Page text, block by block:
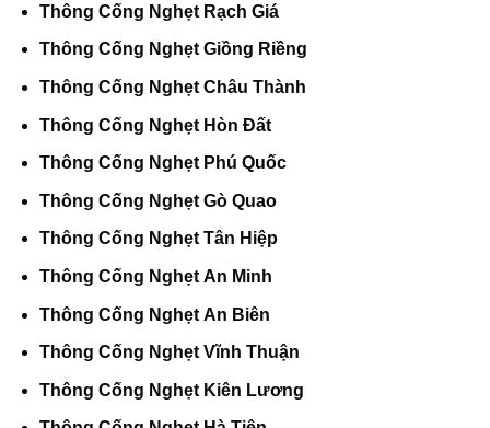
Thông Cống Nghẹt Rạch Giá
Thông Cống Nghẹt Giồng Riềng
Thông Cống Nghẹt Châu Thành
Thông Cống Nghẹt Hòn Đất
Thông Cống Nghẹt Phú Quốc
Thông Cống Nghẹt Gò Quao
Thông Cống Nghẹt Tân Hiệp
Thông Cống Nghẹt An Minh
Thông Cống Nghẹt An Biên
Thông Cống Nghẹt Vĩnh Thuận
Thông Cống Nghẹt Kiên Lương